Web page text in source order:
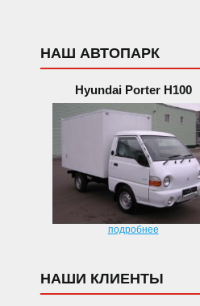
НАШ АВТОПАРК
Hyundai Porter H100
подробнее
НАШИ КЛИЕНТЫ